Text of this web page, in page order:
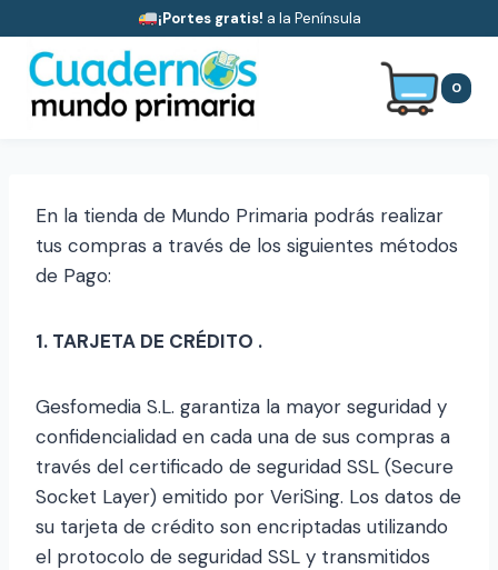
al
contenido
¡Portes gratis! a la Península
0
En la tienda de Mundo Primaria podrás realizar
tus compras a través de los siguientes métodos
de Pago:
1. TARJETA DE CRÉDITO .
Gesfomedia S.L. garantiza la mayor seguridad y
confidencialidad en cada una de sus compras a
través del certificado de seguridad SSL (Secure
Socket Layer) emitido por VeriSing. Los datos de
su tarjeta de crédito son encriptadas utilizando
el protocolo de seguridad SSL y transmitidos